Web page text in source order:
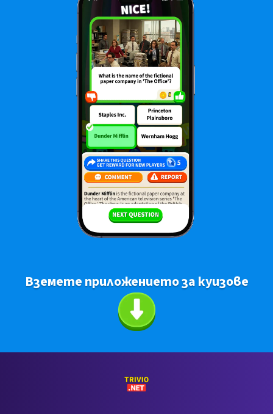
Вземете приложението за куизове